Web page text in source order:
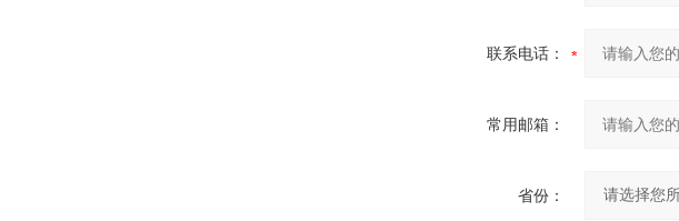
联系电话：
常用邮箱：
省份：